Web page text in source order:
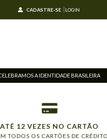
CADASTRE-SE LOGIN
A IDENTIDADE BRASILEIRA
ATÉ 12 VEZES NO CARTÃO
TODOS OS CARTÕES DE CRÉDITO